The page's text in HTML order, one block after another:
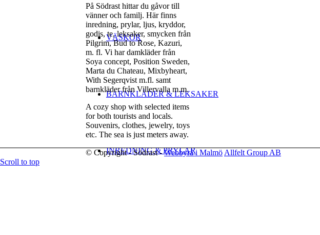
VÄSKOR
BARNKLÄDER & LEKSAKER
INREDNING & PRYLAR
På Södrast hittar du gåvor till
vänner och familj. Här finns
inredning, prylar, ljus, kryddor,
godis, te, leksaker, smycken från
Pilgrim, Bud to Rose, Kazuri,
m. fl. Vi har damkläder från
Soya concept, Position Sweden,
Marta du Chateau, Mixbyheart,
With Segerqvist m.fl. samt
barnkläder från Villervalla m.m.
A cozy shop with selected items
for both tourists and locals.
Souvenirs, clothes, jewelry, toys
etc. The sea is just meters away.
© Copyright - Södrast -Webbyrå i MalmöAllfelt Group AB
Scroll to top